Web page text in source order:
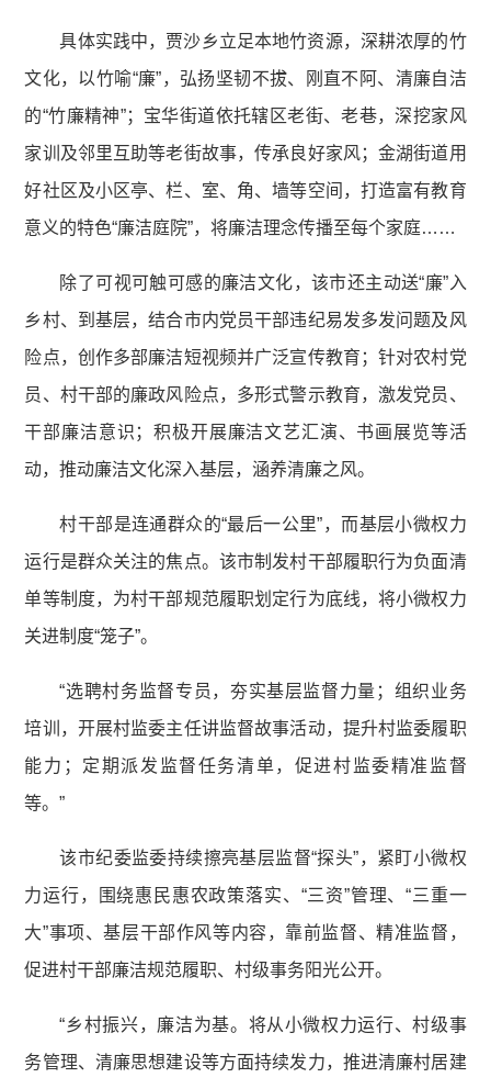
具体实践中，贾沙乡立足本地竹资源，深耕浓厚的竹
文化，以竹喻“廉”，弘扬坚韧不拔、刚直不阿、清廉自洁
的“竹廉精神”；宝华街道依托辖区老街、老巷，深挖家风
家训及邻里互助等老街故事，传承良好家风；金湖街道用
好社区及小区亭、栏、室、角、墙等空间，打造富有教育
意义的特色“廉洁庭院”，将廉洁理念传播至每个家庭……
除了可视可触可感的廉洁文化，该市还主动送“廉”入
乡村、到基层，结合市内党员干部违纪易发多发问题及风
险点，创作多部廉洁短视频并广泛宣传教育；针对农村党
员、村干部的廉政风险点，多形式警示教育，激发党员、
干部廉洁意识；积极开展廉洁文艺汇演、书画展览等活
动，推动廉洁文化深入基层，涵养清廉之风。
村干部是连通群众的“最后一公里”，而基层小微权力
运行是群众关注的焦点。该市制发村干部履职行为负面清
单等制度，为村干部规范履职划定行为底线，将小微权力
关进制度“笼子”。
“选聘村务监督专员，夯实基层监督力量；组织业务
培训，开展村监委主任讲监督故事活动，提升村监委履职
能力；定期派发监督任务清单，促进村监委精准监督
等。”
该市纪委监委持续擦亮基层监督“探头”，紧盯小微权
力运行，围绕惠民惠农政策落实、“三资”管理、“三重一
大”事项、基层干部作风等内容，靠前监督、精准监督，
促进村干部廉洁规范履职、村级事务阳光公开。
“乡村振兴，廉洁为基。将从小微权力运行、村级事
务管理、清廉思想建设等方面持续发力，推进清廉村居建